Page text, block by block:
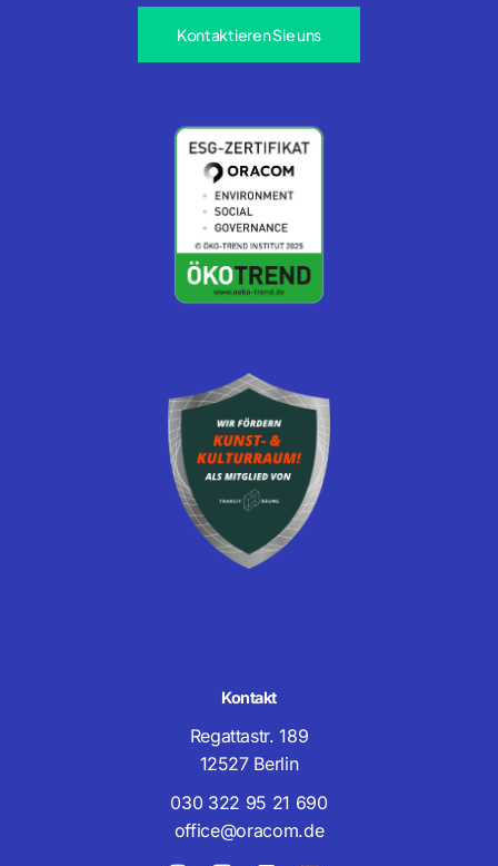
Kontaktieren Sie uns
Kontakt
Regattastr. 189
12527 Berlin
030 322 95 21 690
office@oracom.de